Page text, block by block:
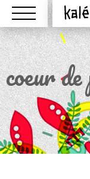
Menu
coeur